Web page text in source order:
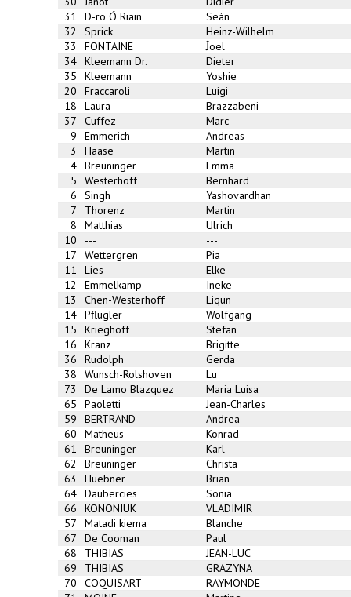
31
D-ro Ó Riain
Seán
32
Sprick
Heinz-Wilhelm
33
FONTAINE
Ĵoel
34 Kleemann Dr.
Dieter
35
Kleemann
Yoshie
20
Fraccaroli
Luigi
18
Laura
Brazzabeni
37
Cuffez
Marc
9
Emmerich
Andreas
3
Haase
Martin
4 Breuninger
Emma
5
Westerhoff
Bernhard
6
Singh
Yashovardhan
7
Thorenz
Martin
8
Matthias
Ulrich
10
---
---
17
Wettergren
Pia
11
Lies
Elke
12
Emmelkamp
Ineke
13
Chen-Westerhoff
Liqun
14 Pflügler
Wolfgang
15
Krieghoff
Stefan
16
Kranz
Brigitte
36
Rudolph
Gerda
38
Wunsch-Rolshoven
Lu
73
De Lamo Blazquez
Maria Luisa
65
Paoletti
Jean-Charles
59
BERTRAND
Andrea
60
Matheus
Konrad
61
Breuninger
Karl
62
Breuninger
Christa
63
Huebner
Brian
64 Daubercies
Sonia
66
KONONIUK
VLADIMIR
57
Matadi kiema
Blanche
67
De Cooman
Paul
68
THIBIAS
JEAN-LUC
69
THIBIAS
GRAZYNA
70
COQUISART
RAYMONDE